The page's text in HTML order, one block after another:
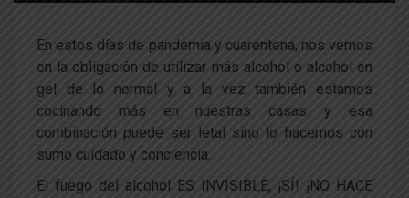
En estos días de pandemia y cuarentena, nos vemos
en la obligación de utilizar más alcohol o alcohol en
gel de lo normal y a la vez también estamos
cocinando más en nuestras casas y esa
combinación puede ser letal sino lo hacemos con
sumo cuidado y conciencia.
El fuego del alcohol ES INVISIBLE, ¡SÍ! ¡NO HACE